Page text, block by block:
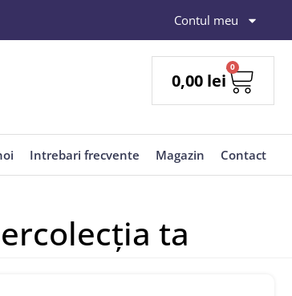
Contul meu
0,00 lei
0
Intrebari frecvente Magazin Contact
ta